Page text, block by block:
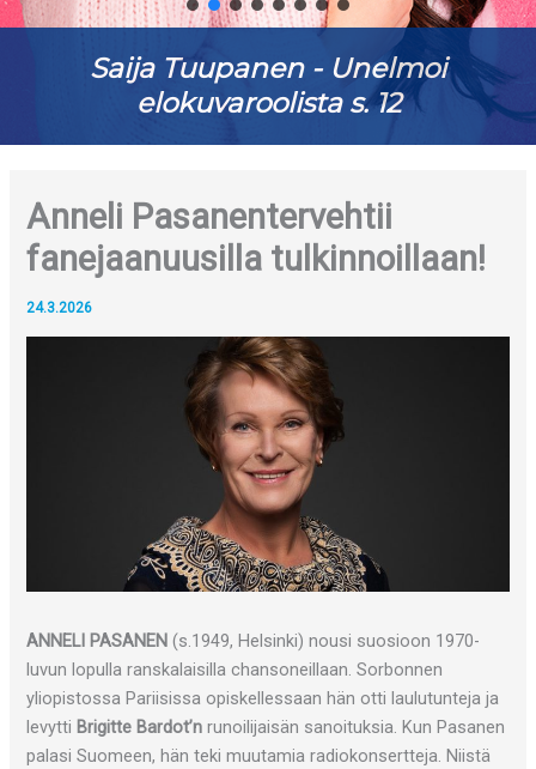
Saija Tuupanen - Unelmoi
elokuvaroolista s. 12
Anneli Pasanentervehtii
fanejaanuusilla tulkinnoillaan!
24.3.2026
ANNELI PASANEN (s.1949, Helsinki) nousi suosioon 1970-
luvun lopulla ranskalaisilla chansoneillaan. Sorbonnen
yliopistossa Pariisissa opiskellessaan hän otti laulutunteja ja
levytti Brigitte Bardot’n runoilijaisän sanoituksia. Kun Pasanen
palasi Suomeen, hän teki muutamia radiokonsertteja. Niistä